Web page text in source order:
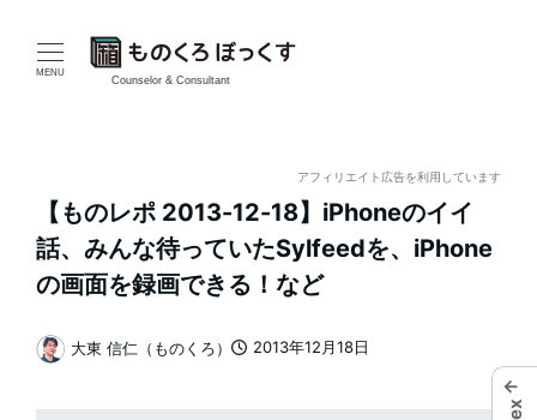
MENU
Counselor & Consultant
アフィリエイト広告を利用しています
【ものレポ 2013-12-18】iPhoneのイイ
話、みんな待っていたSylfeedを、iPhone
の画面を録画できる！など
2013年12月18日
著
大東 信仁（ものくろ）
←